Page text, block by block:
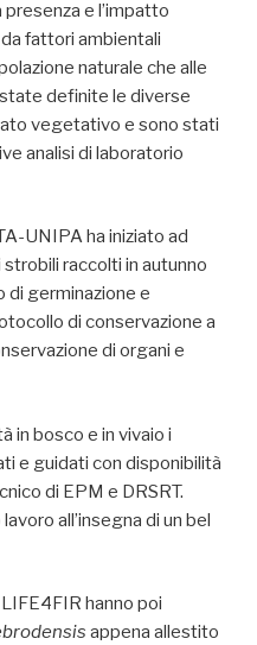
e l’impatto
fattori ambientali
naturale che alle
definite le diverse
vegetativo e sono stati
analisi di laboratorio
UNIPA ha iniziato ad
raccolti in autunno
di germinazione e
di conservazione a
di organi e
in bosco e in vivaio i
e guidati con disponibilità
di EPM e DRSRT.
all’insegna di un bel
hanno poi
appena allestito